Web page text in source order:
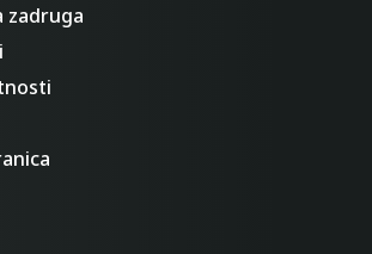
zadruga